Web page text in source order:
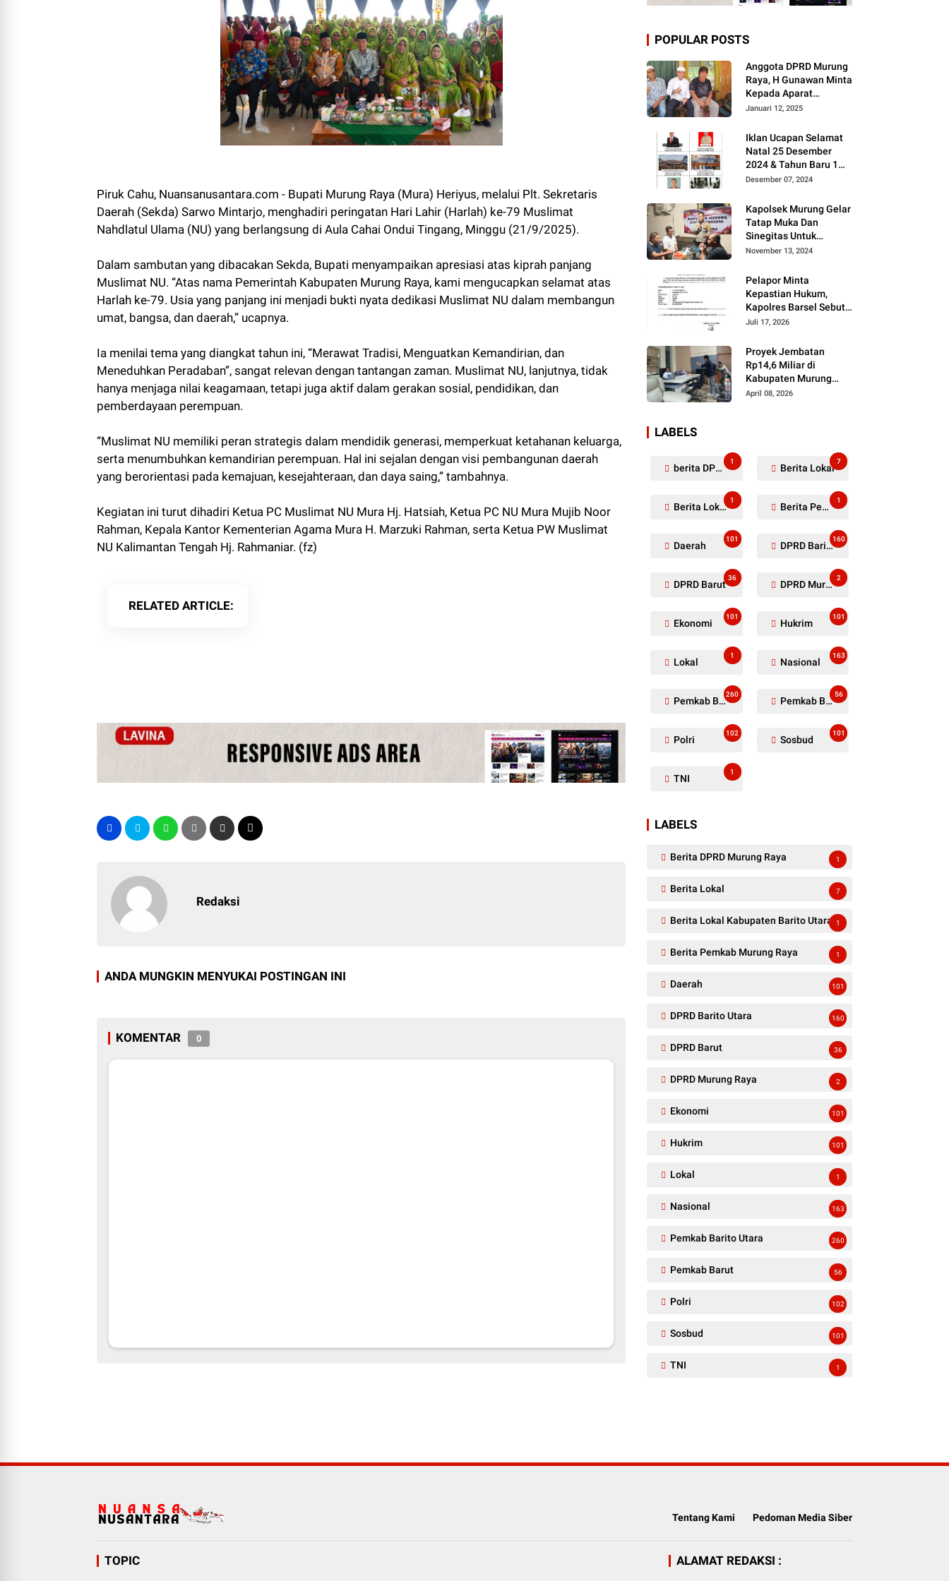
Piruk Cahu, Nuansanusantara.com - Bupati Murung Raya (Mura) Heriyus, melalui Plt. Sekretaris
Daerah (Sekda) Sarwo Mintarjo, menghadiri peringatan Hari Lahir (Harlah) ke-79 Muslimat
Nahdlatul Ulama (NU) yang berlangsung di Aula Cahai Ondui Tingang, Minggu (21/9/2025).
Dalam sambutan yang dibacakan Sekda, Bupati menyampaikan apresiasi atas kiprah panjang
Muslimat NU. “Atas nama Pemerintah Kabupaten Murung Raya, kami mengucapkan selamat atas
Harlah ke-79. Usia yang panjang ini menjadi bukti nyata dedikasi Muslimat NU dalam membangun
umat, bangsa, dan daerah,” ucapnya.
Ia menilai tema yang diangkat tahun ini, “Merawat Tradisi, Menguatkan Kemandirian, dan
Meneduhkan Peradaban”, sangat relevan dengan tantangan zaman. Muslimat NU, lanjutnya, tidak
hanya menjaga nilai keagamaan, tetapi juga aktif dalam gerakan sosial, pendidikan, dan
pemberdayaan perempuan.
“Muslimat NU memiliki peran strategis dalam mendidik generasi, memperkuat ketahanan keluarga,
serta menumbuhkan kemandirian perempuan. Hal ini sejalan dengan visi pembangunan daerah
yang berorientasi pada kemajuan, kesejahteraan, dan daya saing,” tambahnya.
Kegiatan ini turut dihadiri Ketua PC Muslimat NU Mura Hj. Hatsiah, Ketua PC NU Mura Mujib Noor
Rahman, Kepala Kantor Kementerian Agama Mura H. Marzuki Rahman, serta Ketua PW Muslimat
NU Kalimantan Tengah Hj. Rahmaniar. (fz)
RELATED ARTICLE
Redaksi
ANDA MUNGKIN MENYUKAI POSTINGAN INI
KOMENTAR 0
POPULAR POSTS
Anggota DPRD Murung
Raya, H Gunawan Minta
Kepada Aparat
Berantas judi dan
Instruksi Presiden RI
Januari 12, 2025
Iklan Ucapan Selamat
Natal 25 Desember
2024 & Tahun Baru 1
Januari 2025
Desember 07, 2024
Kapolsek Murung Gelar
Tatap Muka Dan
Sinegitas Untuk
Menjaga Situasi
Kondusif Dengan Insan
Pers
November 13, 2024
Pelapor Minta
Kepastian Hukum,
Kapolres Barsel Sebut
Dugaan Penyerobotan
Juli 17, 2026
Proyek Jembatan
Rp14,6 Miliar di
Kabupaten Murung
Raya Mangkrak,
April 08, 2026
LABELS
berita DPRD Murung Raya
1
Berita Lokal
7
Berita Lokal Kabupaten Barito Utara
1
Berita Pemkab Murung Raya
1
Daerah
101
DPRD Barito Utara
160
DPRD Barut
36
DPRD Murung Raya
2
Ekonomi
101
Hukrim
101
Lokal
1
Nasional
163
Pemkab Barito Utara
260
Pemkab Barut
56
Polri
102
Sosbud
101
TNI
1
LABELS
Berita DPRD Murung Raya 1
Berita Lokal 7
Berita Lokal Kabupaten Barito Utara 1
Berita Pemkab Murung Raya 1
Daerah 101
DPRD Barito Utara 160
DPRD Barut 36
DPRD Murung Raya 2
Ekonomi 101
Hukrim 101
Lokal 1
Nasional 163
Pemkab Barito Utara 260
Pemkab Barut 56
Polri 102
Sosbud 101
TNI 1
Tentang Kami Pedoman Media Siber
TOPIC ALAMAT REDAKSI :